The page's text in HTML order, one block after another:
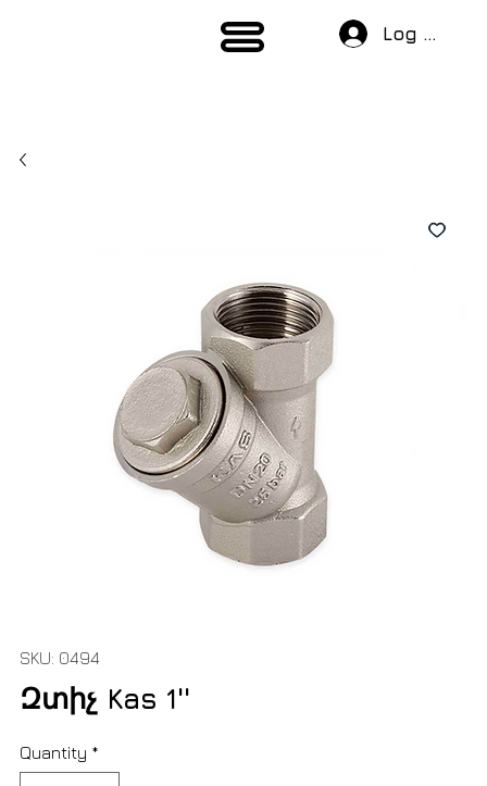
Log In
SKU: 0494
Զտիչ Kas 1''
Quantity *